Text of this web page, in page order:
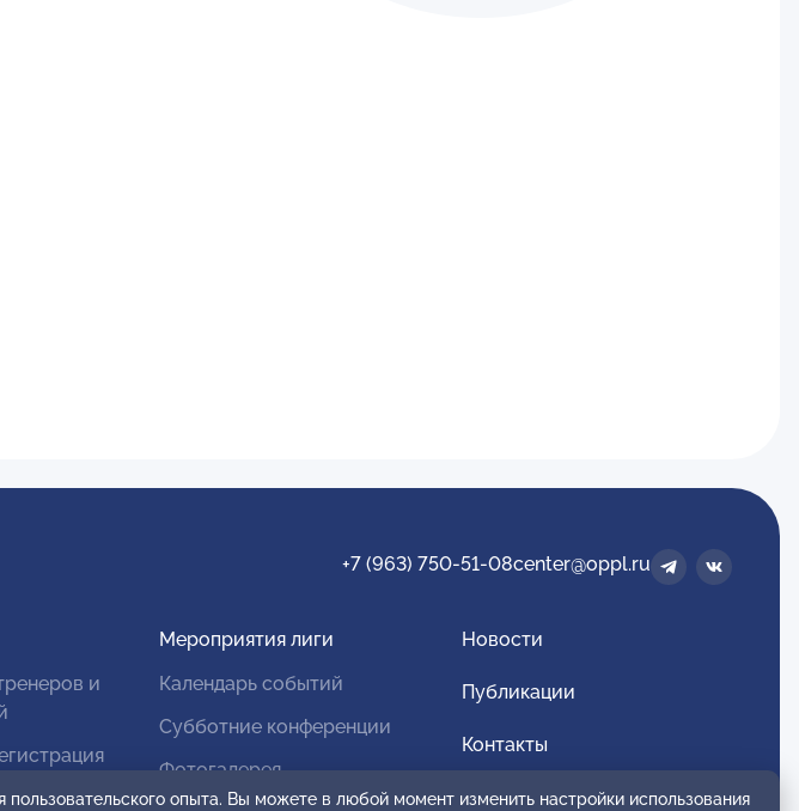
+7 (963) 750-51-08center@oppl.ru
и
Мероприятия лиги
Календарь событий
Субботние конференции
Фотогалерея
Новости
Публикации
Контакты
Для спонсоров и партнеров
опыта. Вы можете в любой момент изменить настройки использования